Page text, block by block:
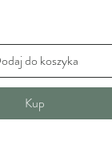
do koszyka
Kup